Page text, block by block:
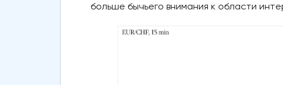
больше бычьего внимания к области